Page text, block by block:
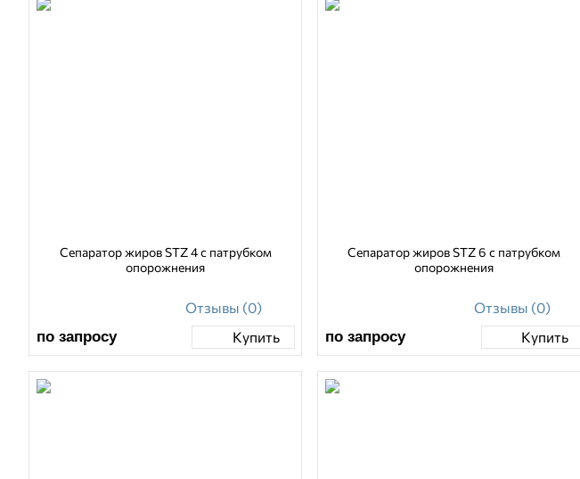
Сепаратор жиров STZ 4 с патрубком
опорожнения
Отзывы (0)
по запросу
Купить
Сепаратор жиров STZ 6 с патрубком
опорожнения
Отзывы (0)
по запросу
Купить